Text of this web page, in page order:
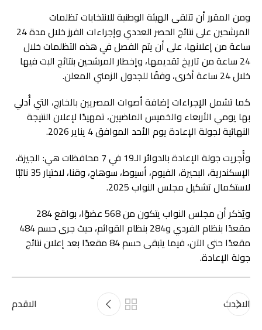
ومن المقرر أن تتلقى الهيئة الوطنية للانتخابات تظلمات
المرشحين على نتائج الحصر العددي وإجراءات الفرز خلال مدة 24
ساعة من إعلانها، على أن يتم الفصل في هذه التظلمات خلال
24 ساعة من تاريخ تقديمها، وإخطار المرشحين بنتائج البت فيها
خلال 24 ساعة أخرى، وفقًا للجدول الزمني المعلن.
كما تشمل الإجراءات إضافة أصوات المصريين بالخارج، التي أُدلي
بها يومي الأربعاء والخميس الماضيين، تمهيدًا لإعلان النتيجة
النهائية لجولة الإعادة يوم الأحد الموافق 4 يناير 2026.
وأُجريت جولة الإعادة بالدوائر الـ19 في 7 محافظات هي: الجيزة،
الإسكندرية، البحيرة، الفيوم، أسيوط، سوهاج، وقنا، لاختيار 35 نائبًا
لاستكمال تشكيل مجلس النواب 2025.
ويُذكر أن مجلس النواب يتكون من 568 عضوًا، بواقع 284
مقعدًا بنظام الفردي و284 بنظام القوائم، حيث جرى حسم 484
مقعدًا حتى الآن، فيما يتبقى حسم 84 مقعدًا بعد إعلان نتائج
جولة الإعادة.
الاحدث الاقدم